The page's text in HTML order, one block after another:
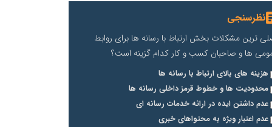
نظرسنجی
ترین مشکلات بخش ارتباط با رسانه ها برای روابط
ها و صاحبان کسب و کار کدام گزینه است؟
هزینه های بالای ارتباط با رسانه ها
محدودیت ها و خطوط قرمز داخلی رسانه ها
عدم داشتن ایده در ارائه خدمات رسانه ای
عدم اعتبار ویژه به محتواهای خبری